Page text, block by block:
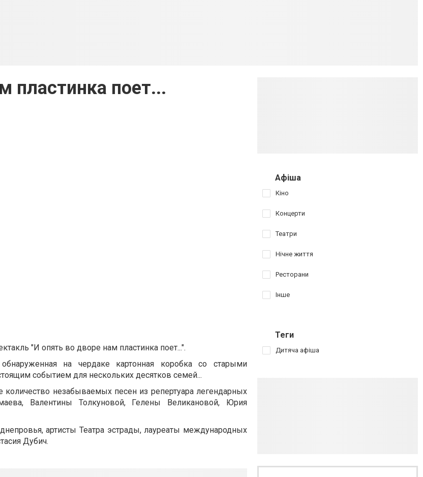
пластинка поет...
"И опять во дворе нам пластинка поет...".
на чердаке картонная коробка со старыми
событием для нескольких десятков семей...
незабываемых песен из репертуара легендарных
Валентины Толкуновой, Гелены Великановой, Юрия
артисты Театра эстрады, лауреаты международных
Дубич.
Афіша
Кіно
Концерти
Театри
Нічне життя
Ресторани
Інше
Теги
Дитяча афіша